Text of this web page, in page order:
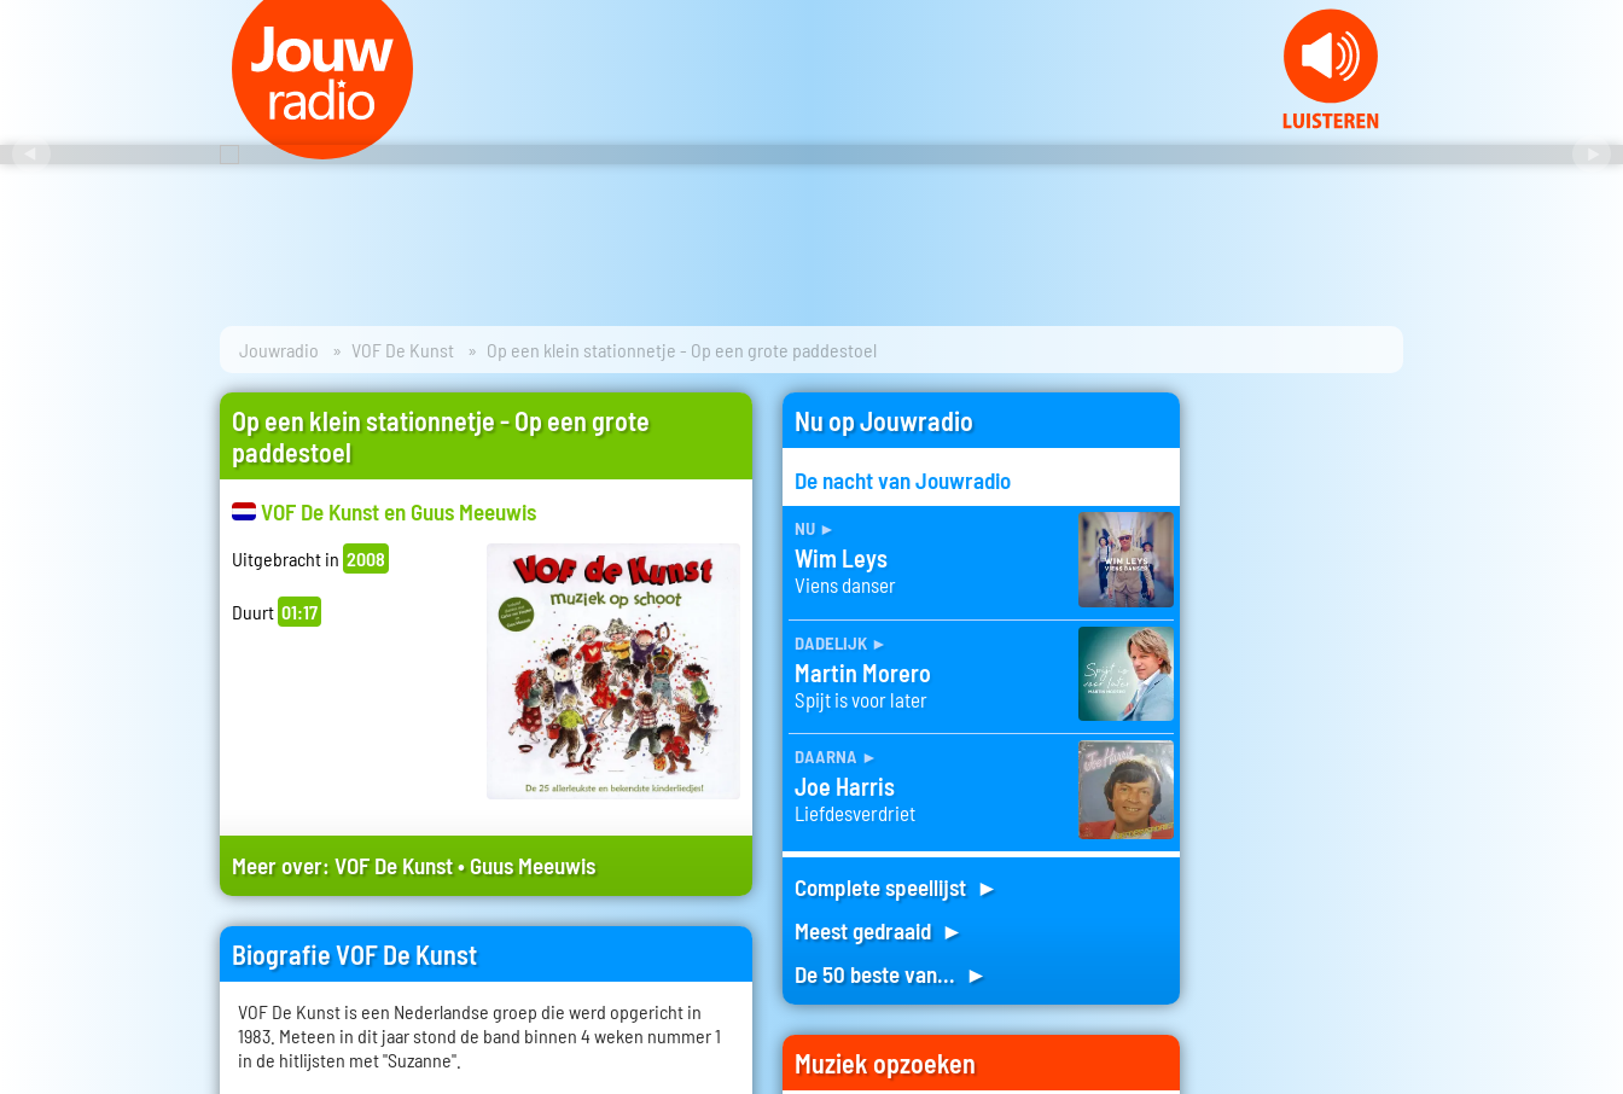
Jouwradio VOF De Kunst Op een klein stationnetje - Op een grote paddestoel
Op een klein stationnetje - Op een grote
paddestoel
VOF De Kunst en Guus Meeuwis
Uitgebracht in 2008
Duurt 01:17
Meer over:VOF De Kunst•Guus Meeuwis
Biografie VOF De Kunst
VOF De Kunst is een Nederlandse groep die werd opgericht in
1983. Meteen in dit jaar stond de band binnen 4 weken nummer 1
in de hitlijsten met "Suzanne".
Nu op Jouwradio
De nacht van Jouwradio
nu ►
Wim Leys
Viens danser
dadelijk ►
Martin Morero
Spijt is voor later
daarna ►
Joe Harris
Liefdesverdriet
Complete speellijst ►
Meest gedraaid ►
De 50 beste van... ►
Muziek opzoeken